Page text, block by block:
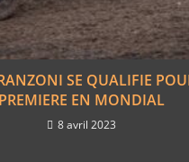
SE QUALIFIE
PREMIERE EN MONDIAL
8 avril 2023